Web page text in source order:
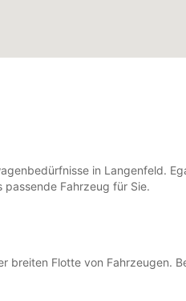
in Langenfeld.
Fahrzeug für Sie.
Flotte von Fahrzeugen.